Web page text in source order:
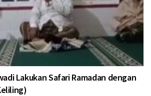
Lakukan Safari Ramadan dengan